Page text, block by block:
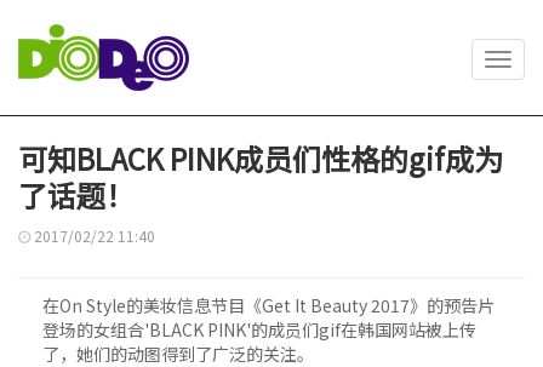
可知BLACK PINK成员们性格的gif成为
了话题！
2017/02/22 11:40
在On Style的美妆信息节目《Get It Beauty 2017》的预告片
登场的女组合'BLACK PINK'的成员们gif在韩国网站被上传
了，她们的动图得到了广泛的关注。